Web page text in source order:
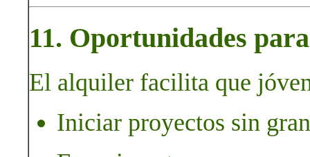
11. Oportunidades
El alquiler facilita que
Iniciar proyectos sin